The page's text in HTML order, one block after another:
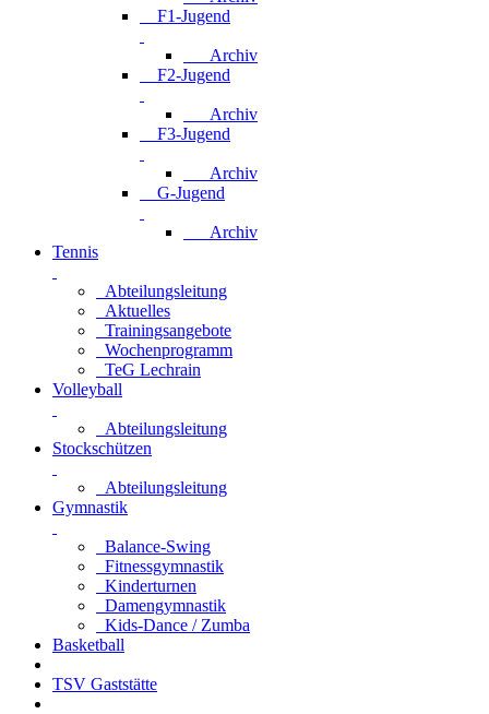
F1-Jugend
Archiv
F2-Jugend
Archiv
F3-Jugend
Archiv
G-Jugend
Archiv
Tennis
Abteilungsleitung
Aktuelles
Trainingsangebote
Wochenprogramm
TeG Lechrain
Volleyball
Abteilungsleitung
Stockschützen
Abteilungsleitung
Gymnastik
Balance-Swing
Fitnessgymnastik
Kinderturnen
Damengymnastik
Kids-Dance / Zumba
Basketball
TSV Gaststätte